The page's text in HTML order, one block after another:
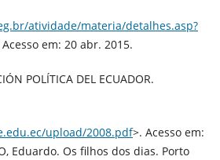
atividade/materia/detalhes.asp?
Acesso em: 20 abr. 2015.
POLÍTICA DEL ECUADOR.
upload/2008.pdf>. Acesso em:
Eduardo. Os filhos dos dias. Porto